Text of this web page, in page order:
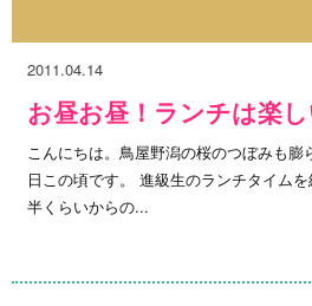
2011.04.14
お昼お昼！ランチは楽
こんにちは。鳥屋野潟の桜のつぼみも
日この頃です。 進級生のランチタイム
半くらいからの...